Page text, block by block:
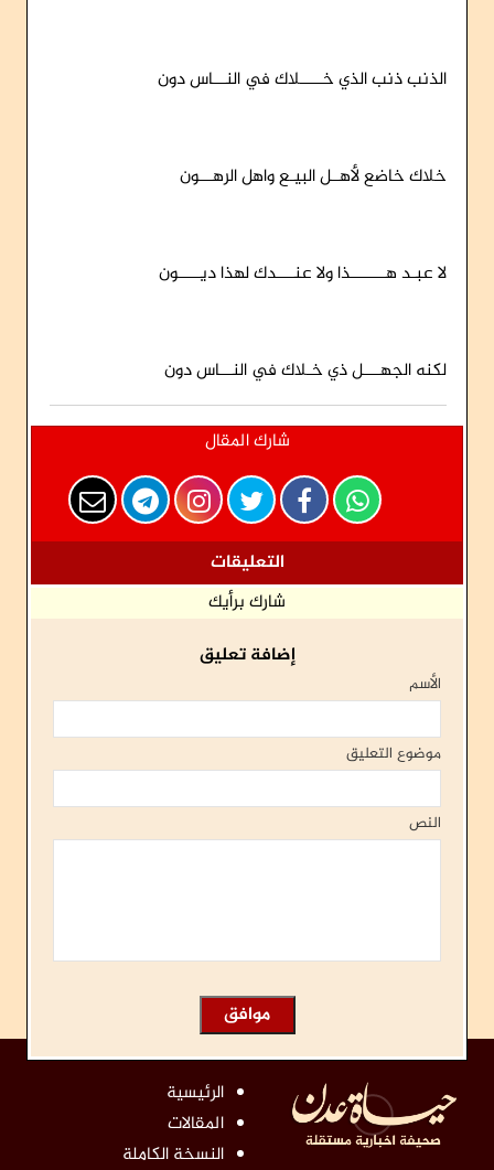
الذنب ذنب الذي خـــــلاك في النـــاس دون
خلاك خاضع لأهــل البيـع واهل الرهـــون
لا عبـد هــــــــذا ولا عنــــدك لهذا ديـــــون
لكنه الجهــــل ذي خـلاك في النـــاس دون
شارك المقال
التعليقات
شارك برأيك
إضافة تعليق
الأسم
موضوع التعليق
النص
الرئيسية
المقالات
النسخة الكاملة